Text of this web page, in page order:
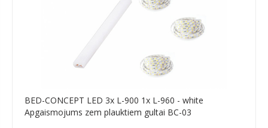
BED-CONCEPT LED 3x L-900 1x L-960 - white
Apgaismojums zem plauktiem gultai BC-03